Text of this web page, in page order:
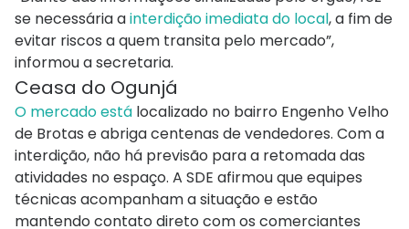
se necessária ainterdição imediata do local, a fim de
evitar riscos a quem transita pelo mercado”,
informou a secretaria.
Ceasa do Ogunjá
O mercado está localizado no bairro Engenho Velho
de Brotas e abriga centenas de vendedores. Com a
interdição, não há previsão para a retomada das
atividades no espaço. A SDE afirmou que equipes
técnicas acompanham a situação e estão
mantendo contato direto com os comerciantes